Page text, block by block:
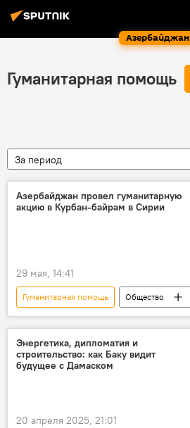
Азербайджан
Гуманитарная помощь
За период
Азербайджан провел гуманитарную
акцию в Курбан-байрам в Сирии
29 мая, 14:41
Гуманитарная помощь
Общество
Азербайджан
Сирия
Курбан-байрам
Праздник Гурбан
Энергетика, дипломатия и
строительство: как Баку видит
будущее с Дамаском
20 апреля 2025, 21:01